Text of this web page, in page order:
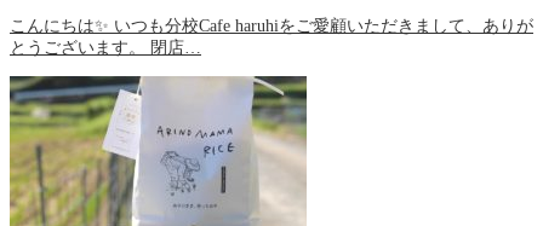
こんにちは✨ いつも分校Cafe haruhiをご愛顧いただきまして、ありが
とうございます。 閉店…